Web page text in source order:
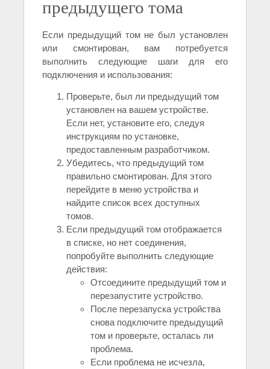
предыдущего тома
Если предыдущий том не был установлен
или смонтирован, вам потребуется
выполнить следующие шаги для его
подключения и использования:
Проверьте, был ли предыдущий том
установлен на вашем устройстве.
Если нет, установите его, следуя
инструкциям по установке,
предоставленным разработчиком.
Убедитесь, что предыдущий том
правильно смонтирован. Для этого
перейдите в меню устройства и
найдите список всех доступных
томов.
Если предыдущий том отображается
в списке, но нет соединения,
попробуйте выполнить следующие
действия:
Отсоедините предыдущий том и
перезапустите устройство.
После перезапуска устройства
снова подключите предыдущий
том и проверьте, осталась ли
проблема.
Если проблема не исчезла,